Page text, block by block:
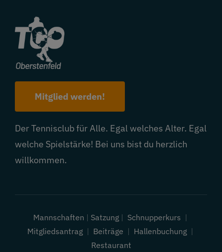
Mitglied werden!
Der Tennisclub für Alle. Egal welches Alter. Egal
welche Spielstärke! Bei uns bist du herzlich
willkommen.
Mannschaften | Satzung| Schnupperkurs |
Mitgliedsantrag| Beiträge | Hallenbuchung|
Restaurant